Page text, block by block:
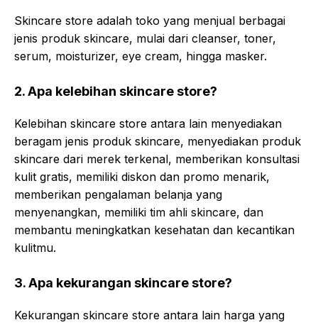
Skincare store adalah toko yang menjual berbagai
jenis produk skincare, mulai dari cleanser, toner,
serum, moisturizer, eye cream, hingga masker.
2. Apa kelebihan skincare store?
Kelebihan skincare store antara lain menyediakan
beragam jenis produk skincare, menyediakan produk
skincare dari merek terkenal, memberikan konsultasi
kulit gratis, memiliki diskon dan promo menarik,
memberikan pengalaman belanja yang
menyenangkan, memiliki tim ahli skincare, dan
membantu meningkatkan kesehatan dan kecantikan
kulitmu.
3. Apa kekurangan skincare store?
Kekurangan skincare store antara lain harga yang